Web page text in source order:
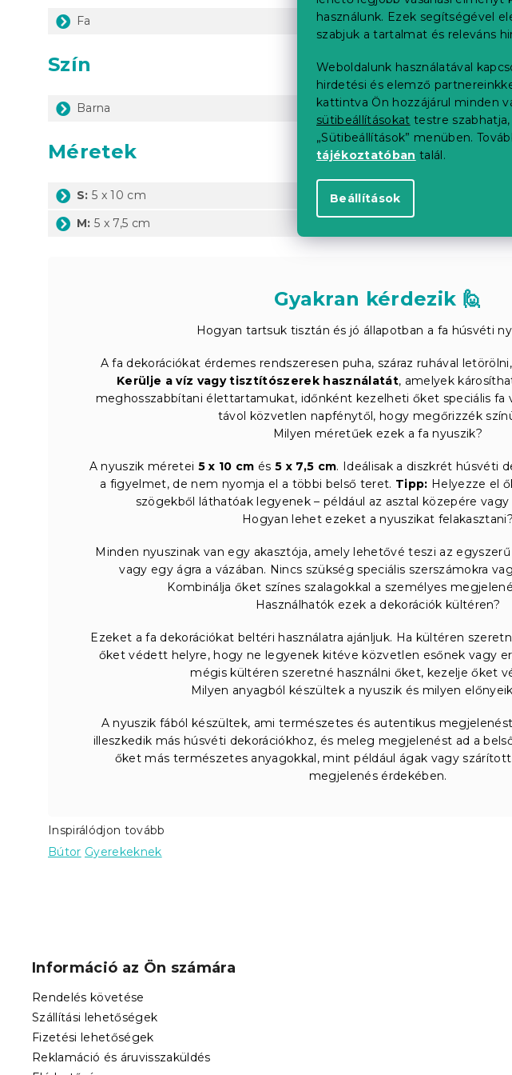
használunk. Ezek segítségével
szabjuk a tartalmat és releváns
Weboldalunk használatával
hirdetési és elemző
kattintva Ön hozzájárul minden
sütibeállításokat testre
„Sütibeállítások” menüben.
tájékoztatóban talál.
Beállítások
Fa
Szín
Barna
Méretek
S: 5 x 10 cm
M: 5 x 7,5 cm
Gyakran kérdezik 🙋
Hogyan tartsuk tisztán és jó állapotban a fa húsvéti
A fa dekorációkat érdemes rendszeresen puha, száraz ruhával
Kerülje a víz vagy tisztítószerek használatát, amelyek
meghosszabbítani élettartamukat, időnként kezelheti őket speciális fa
távol közvetlen napfénytől, hogy megőrizzék
Milyen méretűek ezek a fa nyuszik?
A nyuszik méretei 5 x 10 cm és 5 x 7,5 cm. Ideálisak a diszkrét húsvéti
a figyelmet, de nem nyomja el a többi belső teret. Tipp: Helyezze el
szögekből láthatóak legyenek – például az asztal közepére
Hogyan lehet ezeket a nyuszikat felakasztani?
Minden nyuszinak van egy akasztója, amely lehetővé teszi az
vagy egy ágra a vázában. Nincs szükség speciális szerszámokra
Kombinálja őket színes szalagokkal a személyes
Használhatók ezek a dekorációk kültéren?
Ezeket a fa dekorációkat beltéri használatra ajánljuk. Ha kültéren
őket védett helyre, hogy ne legyenek kitéve közvetlen esőnek vagy
mégis kültéren szeretné használni őket, kezelje őket
Milyen anyagból készültek a nyuszik és milyen
A nyuszik fából készültek, ami természetes és autentikus
illeszkedik más húsvéti dekorációkhoz, és meleg megjelenést ad a
őket más természetes anyagokkal, mint például ágak vagy
megjelenés érdekében.
Inspirálódjon tovább
Bútor Gyerekeknek
Információ az Ön számára
Rendelés követése
Szállítási lehetőségek
Fizetési lehetőségek
Reklamáció és áruvisszaküldés